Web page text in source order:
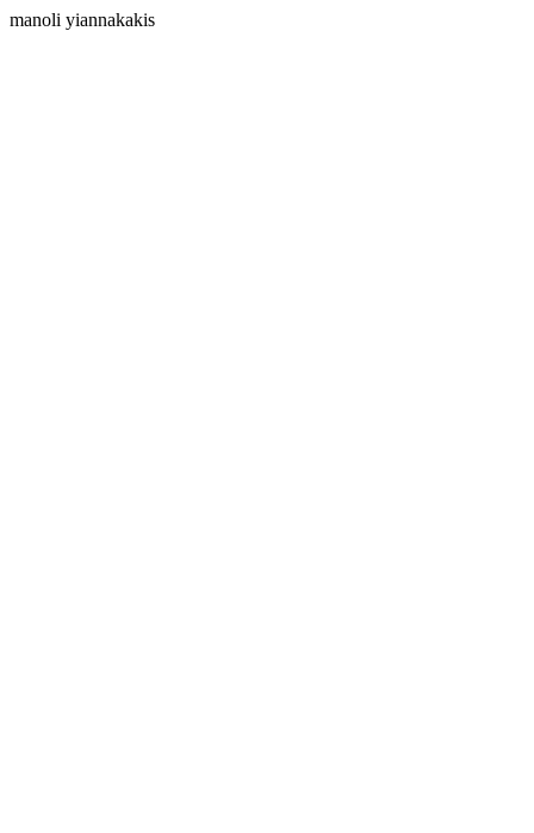
manoli yiannakakis